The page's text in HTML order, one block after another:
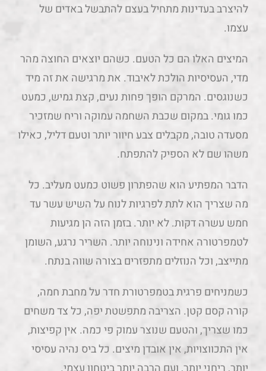
להיצרב בעדינות מתחיל בעצם להתבשל באדים של
עצמו.
המיצים האלו הם כל הטעם. כשהם יוצאים החוצה מהר
מדי, העסיסיות הולכת לאיבוד. את מרגישה את זה מיד
כשנוגסים. המרקם הופך פחות נעים, קצת גמיש, כמעט
כמו גומי. במקום שכבת השחמה עמוקה וריח שמזכיר
מסעדה טובה, מקבלים צבע חיוור יותר וטעם דליל, כאילו
משהו שם לא הספיק להתפתח.
הדבר המפתיע הוא שהפתרון פשוט כמעט מעליב. כל
מה שצריך הוא לתת לפרגיות לנוח על השיש עשר עד
חמש עשרה דקות. לא יותר. בזמן הזה הן מגיעות
לטמפרטורה אחידה ונינוחה יותר. השריר נרגע, השומן
מתייצב, וכל הנוזלים מתפזרים בצורה שווה בנתח.
כשמניחים פרגית בטמפרטורת חדר על מחבת חמה,
קורה קסם קטן. הצריבה מתפשטת יפה, כל צד משחים
כמו שצריך, והטעם שנוצר עמוק פי כמה. אין קפיצות,
אין התכווצויות, אין אובדן מיצים. כל ביס נהיה עסיסי